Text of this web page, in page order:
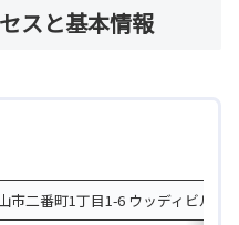
スと基本情報
市二番町1丁目1-6 ウッディビル 1F